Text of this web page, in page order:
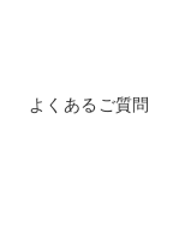
よくあるご質問